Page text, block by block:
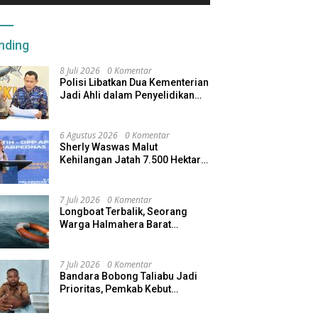
8 Juli 2026 0 Komentar
Polisi Libatkan Dua Kementerian
Jadi Ahli dalam Penyelidikan
6 Agustus 2026 0 Komentar
Sherly Waswas Malut
Kehilangan Jatah 7.500 Hektare
7 Juli 2026 0 Komentar
Longboat Terbalik, Seorang
Warga Halmahera Barat
7 Juli 2026 0 Komentar
Bandara Bobong Taliabu Jadi
Prioritas, Pemkab Kebut